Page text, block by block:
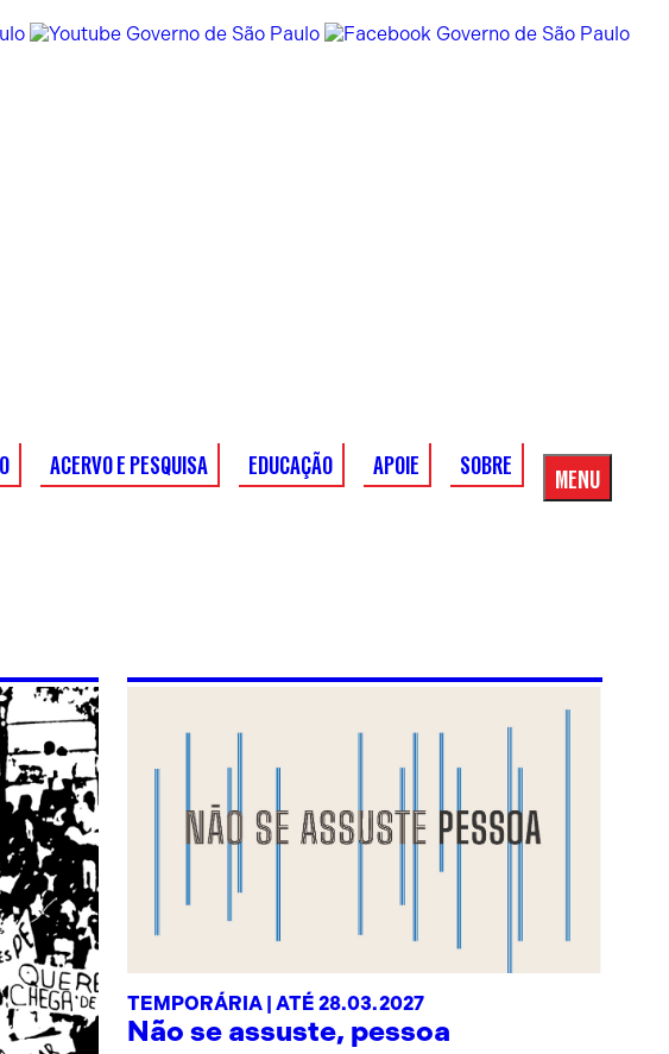
ACERVO E PESQUISA EDUCAÇÃO APOIE SOBRE MENU
Menu
TEMPORÁRIA | ATÉ 28.03.2027
Não se assuste, pessoa